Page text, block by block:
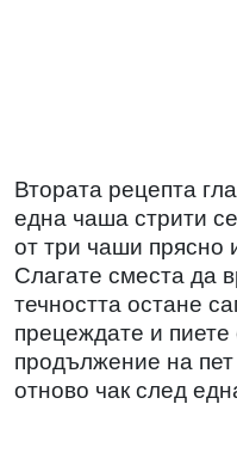
Втората рецепта
една чаша стрити
от три чаши прясно
Слагате сместа да
течността остане
прецеждате и пиете
продължение на
отново чак след